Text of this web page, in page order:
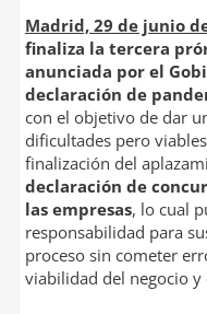
Madrid, 29 de junio
finaliza la tercera
anunciada por el
declaración de
con el objetivo de dar
dificultades pero
finalización del
declaración de
las empresas, lo cual
responsabilidad para
proceso sin cometer
viabilidad del negocio y